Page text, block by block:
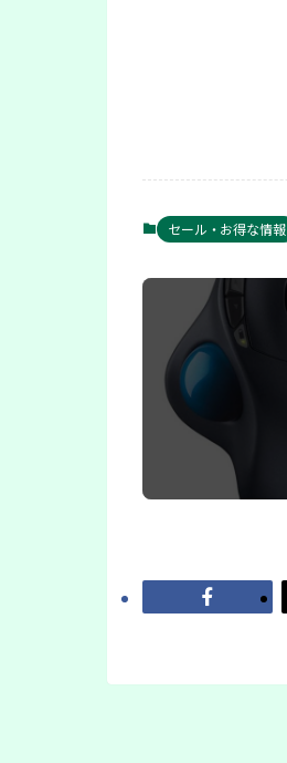
セール・お得な情報